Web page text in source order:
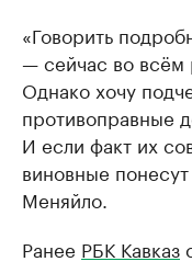
«Говорить
— сейчас во всём
Однако хочу
противоправные
И если факт их
виновные
Меняйло.
Ранее РБК Кавказ